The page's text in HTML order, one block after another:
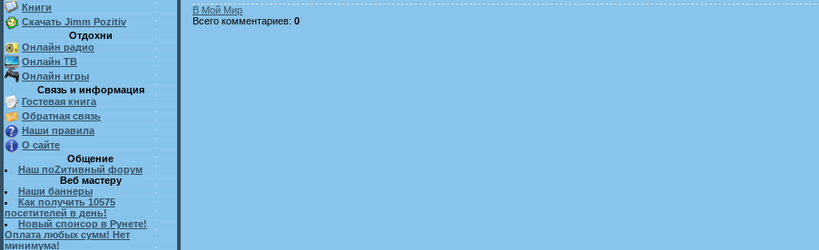
Книги
Скачать Jimm Pozitiv
Отдохни
Онлайн радио
Онлайн ТВ
Онлайн игры
Связь и информация
Гостевая книга
Обратная связь
Наши правила
О сайте
Общение
Наш поZитивный форум
Веб мастеру
Наши баннеры
Как получить 10575
посетителей в день!
Новый спонсор в Рунете!
Оплата любых сумм! Нет
минимума!
В Мой Мир
Всего комментариев: 0